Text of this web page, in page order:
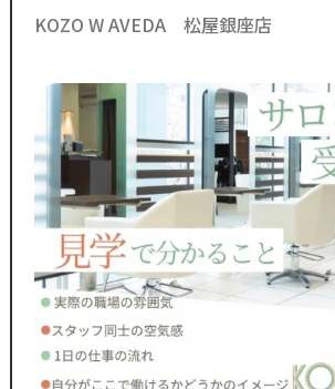
歓迎】まだ伸びしろだら
KOZO W AVEDA 松屋銀座店